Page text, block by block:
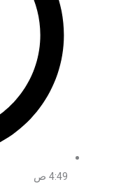
4:49 ص